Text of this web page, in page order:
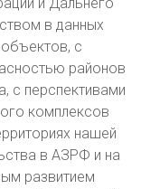
и Дальнего
в данных
с
районов
с перспективами
комплексов
нашей
в АЗРФ и на
развитием